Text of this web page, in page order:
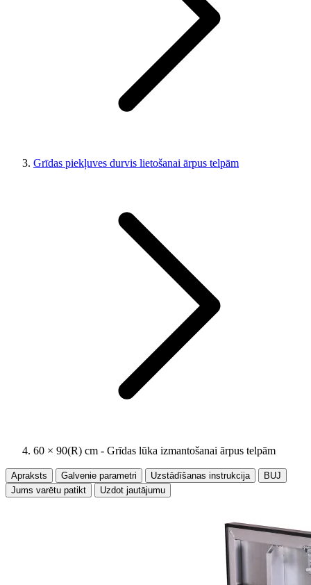
Grīdas piekļuves durvis lietošanai ārpus telpām
60 × 90(R) cm - Grīdas lūka izmantošanai ārpus telpām
Apraksts Galvenie parametri Uzstādīšanas instrukcija
BUJ
Jums varētu patikt
Uzdot jautājumu